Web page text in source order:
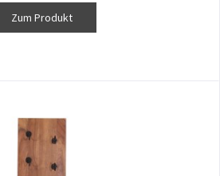
Zum Produkt